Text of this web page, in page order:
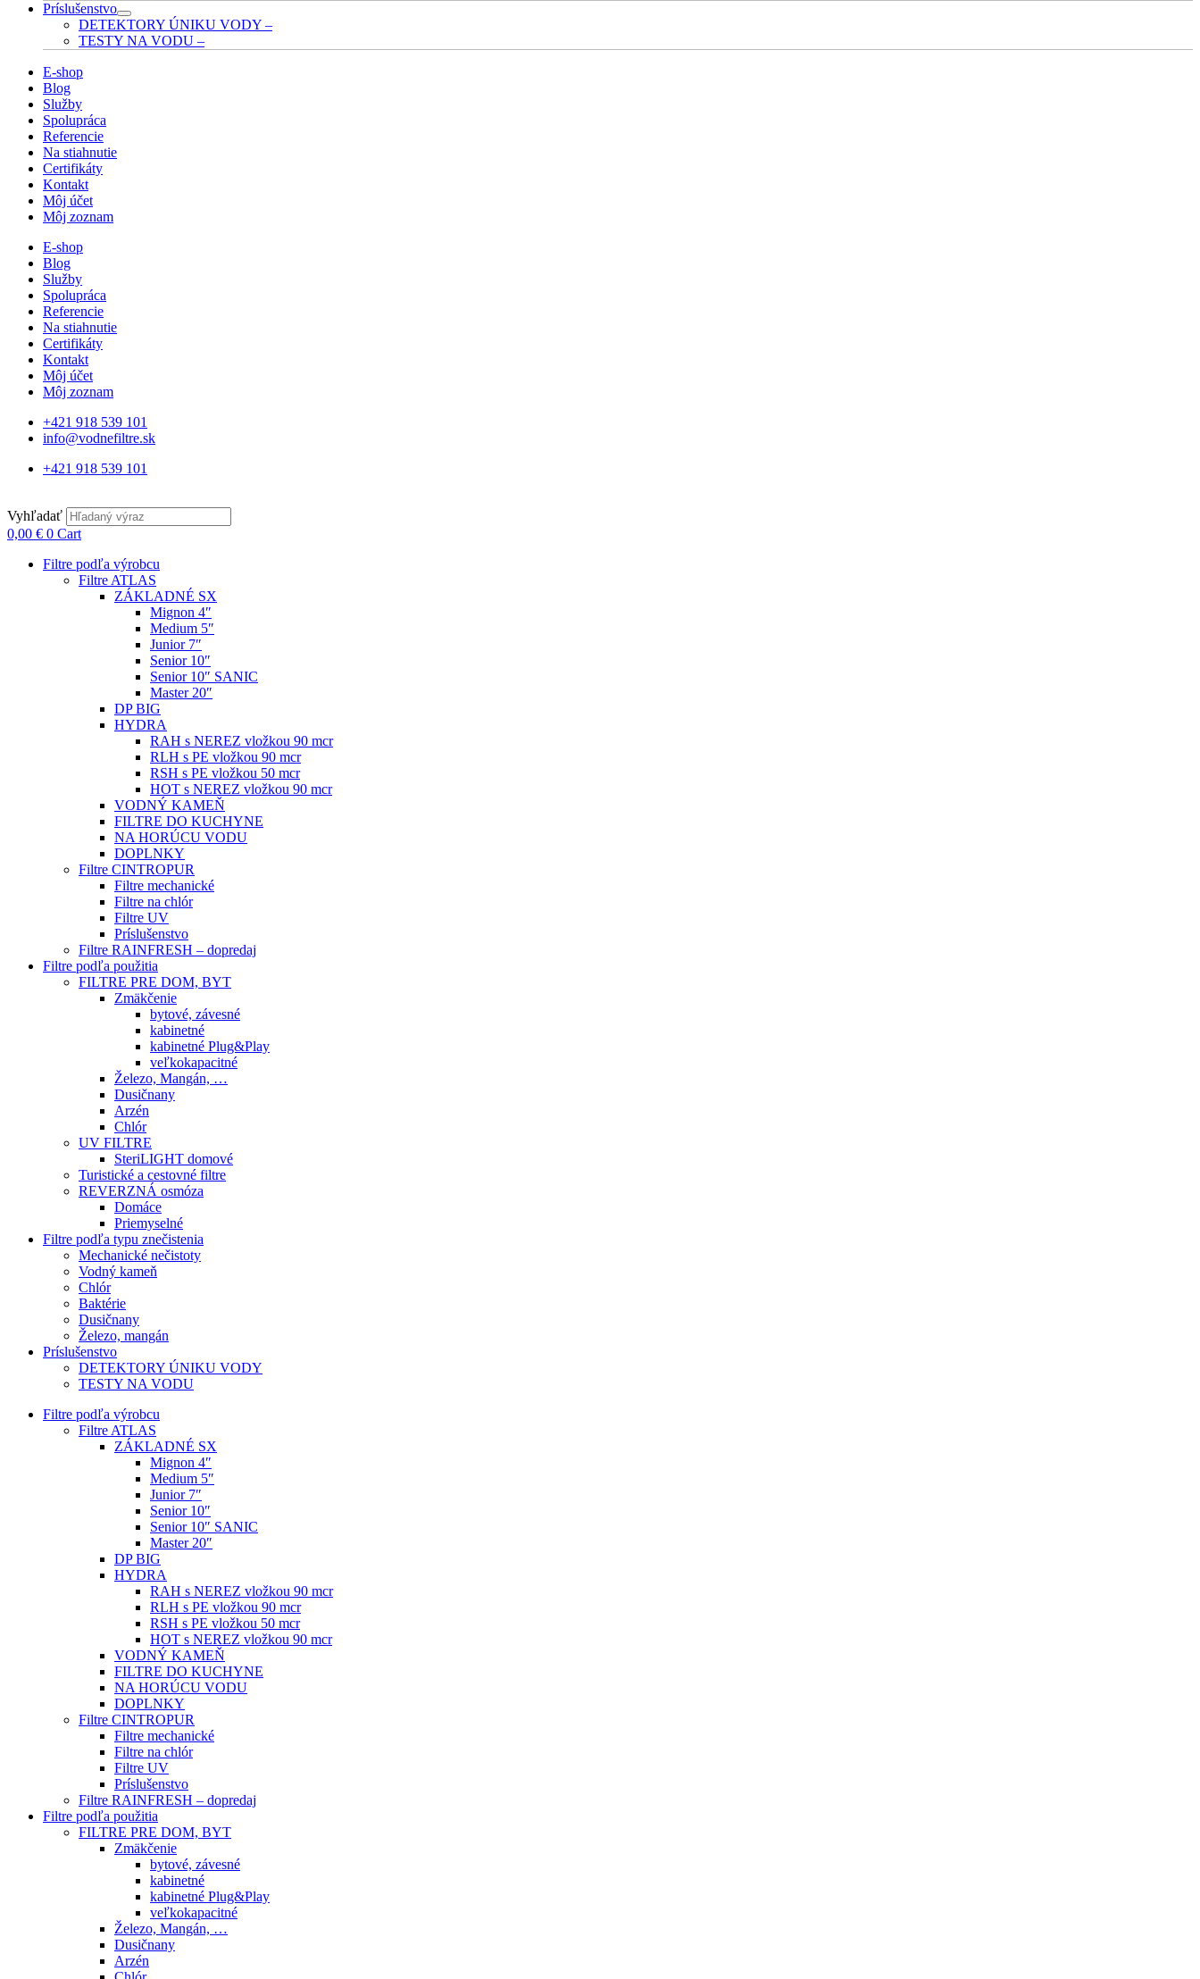
Príslušenstvo
DETEKTORY ÚNIKU VODY –
TESTY NA VODU –
E-shop
Blog
Služby
Spolupráca
Referencie
Na stiahnutie
Certifikáty
Kontakt
Môj účet
Môj zoznam
E-shop
Blog
Služby
Spolupráca
Referencie
Na stiahnutie
Certifikáty
Kontakt
Môj účet
Môj zoznam
+421 918 539 101
info@vodnefiltre.sk
+421 918 539 101
Vyhľadať
0,00 € 0 Cart
Filtre podľa výrobcu
Filtre ATLAS
ZÁKLADNÉ SX
Mignon 4″
Medium 5″
Junior 7″
Senior 10″
Senior 10″ SANIC
Master 20″
DP BIG
HYDRA
RAH s NEREZ vložkou 90 mcr
RLH s PE vložkou 90 mcr
RSH s PE vložkou 50 mcr
HOT s NEREZ vložkou 90 mcr
VODNÝ KAMEŇ
FILTRE DO KUCHYNE
NA HORÚCU VODU
DOPLNKY
Filtre CINTROPUR
Filtre mechanické
Filtre na chlór
Filtre UV
Príslušenstvo
Filtre RAINFRESH – dopredaj
Filtre podľa použitia
FILTRE PRE DOM, BYT
Zmäkčenie
bytové, závesné
kabinetné
kabinetné Plug&Play
veľkokapacitné
Železo, Mangán, …
Dusičnany
Arzén
Chlór
UV FILTRE
SteriLIGHT domové
Turistické a cestovné filtre
REVERZNÁ osmóza
Domáce
Priemyselné
Filtre podľa typu znečistenia
Mechanické nečistoty
Vodný kameň
Chlór
Baktérie
Dusičnany
Železo, mangán
Príslušenstvo
DETEKTORY ÚNIKU VODY
TESTY NA VODU
Filtre podľa výrobcu
Filtre ATLAS
ZÁKLADNÉ SX
Mignon 4″
Medium 5″
Junior 7″
Senior 10″
Senior 10″ SANIC
Master 20″
DP BIG
HYDRA
RAH s NEREZ vložkou 90 mcr
RLH s PE vložkou 90 mcr
RSH s PE vložkou 50 mcr
HOT s NEREZ vložkou 90 mcr
VODNÝ KAMEŇ
FILTRE DO KUCHYNE
NA HORÚCU VODU
DOPLNKY
Filtre CINTROPUR
Filtre mechanické
Filtre na chlór
Filtre UV
Príslušenstvo
Filtre RAINFRESH – dopredaj
Filtre podľa použitia
FILTRE PRE DOM, BYT
Zmäkčenie
bytové, závesné
kabinetné
kabinetné Plug&Play
veľkokapacitné
Železo, Mangán, …
Dusičnany
Arzén